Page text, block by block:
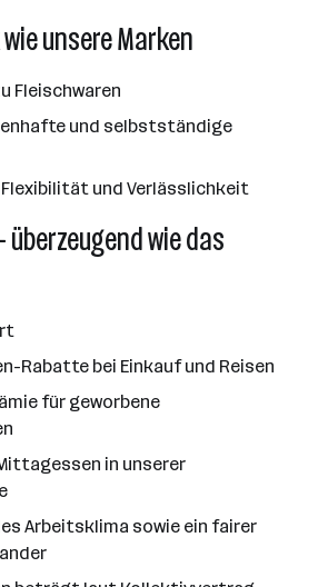
unsere Marken
Fleischwaren
und selbstständige
und Verlässlichkeit
wie das
Rabatte bei Einkauf und Reisen
für geworbene
in unserer
Arbeitsklima sowie ein fairer